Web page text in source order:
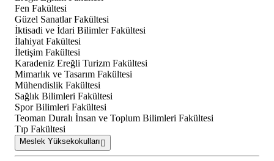
Fen Fakültesi
Güzel Sanatlar Fakültesi
İktisadi ve İdari Bilimler Fakültesi
İlahiyat Fakültesi
İletişim Fakültesi
Karadeniz Ereğli Turizm Fakültesi
Mimarlık ve Tasarım Fakültesi
Mühendislik Fakültesi
Sağlık Bilimleri Fakültesi
Spor Bilimleri Fakültesi
Teoman Duralı İnsan ve Toplum Bilimleri Fakültesi
Tıp Fakültesi
Meslek Yüksekokulları